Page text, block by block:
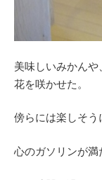
美味しいみかん
花を咲かせた。
傍らには楽しそう
心のガソリンが満